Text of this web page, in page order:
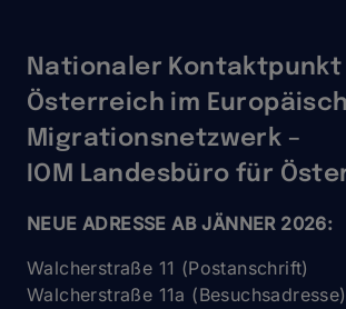
the
21st
Century
Nationaler Kontaktpunkt
Österreich im
Migrationsnetzwerk –
IOM Landesbüro für
NEUE ADRESSE AB JÄNNER 2026:
Walcherstraße 11 (Postanschrift)
Walcherstraße 11a (Besuchsadresse)